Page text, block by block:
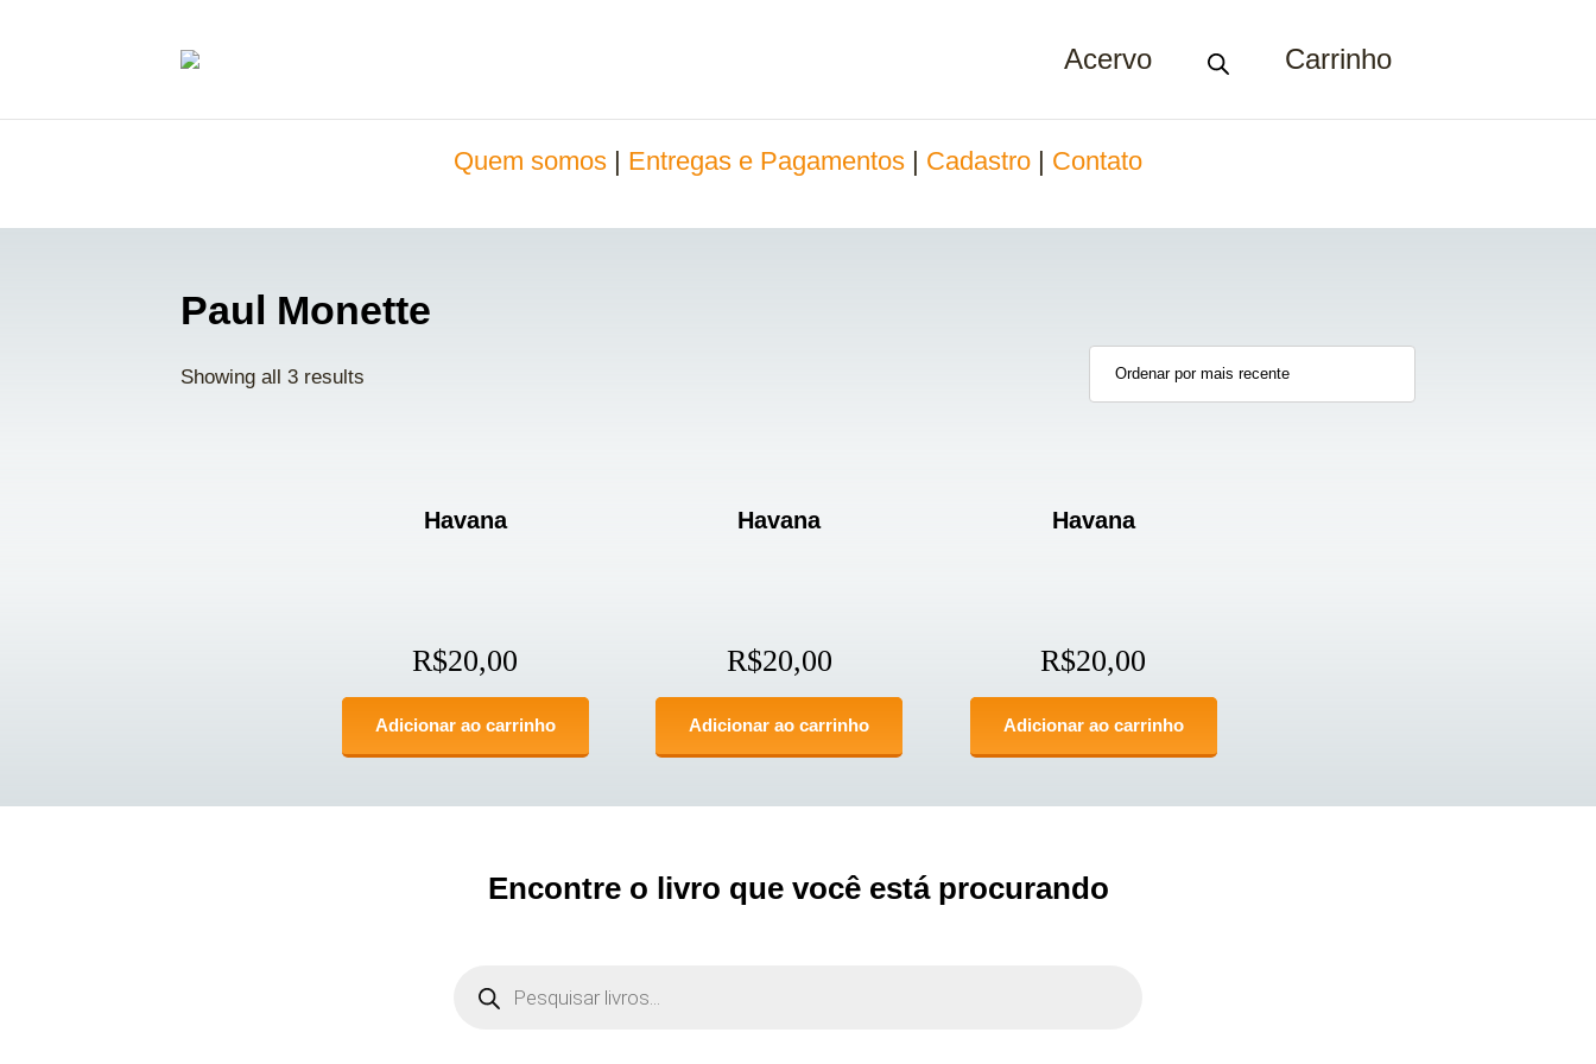
Acervo Carrinho
Quem somos Entregas e Pagamentos Cadastro Contato
Paul Monette
Showing all 3 results
Havana
R$20,00
Adicionar ao carrinho
Havana
R$20,00
Adicionar ao carrinho
Havana
R$20,00
Adicionar ao carrinho
Encontre o livro que você está procurando